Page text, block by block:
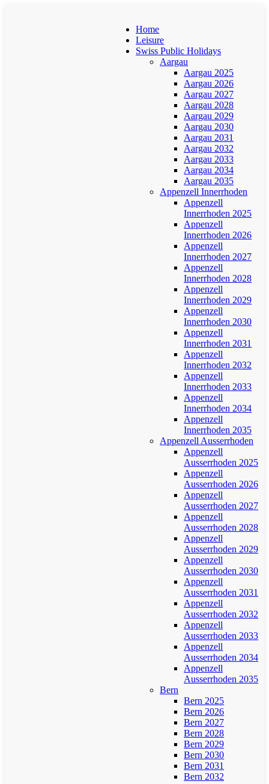
Home
Leisure
Swiss Public Holidays
Aargau
Aargau 2025
Aargau 2026
Aargau 2027
Aargau 2028
Aargau 2029
Aargau 2030
Aargau 2031
Aargau 2032
Aargau 2033
Aargau 2034
Aargau 2035
Appenzell Innerrhoden
Appenzell
Innerrhoden 2025
Appenzell
Innerrhoden 2026
Appenzell
Innerrhoden 2027
Appenzell
Innerrhoden 2028
Appenzell
Innerrhoden 2029
Appenzell
Innerrhoden 2030
Appenzell
Innerrhoden 2031
Appenzell
Innerrhoden 2032
Appenzell
Innerrhoden 2033
Appenzell
Innerrhoden 2034
Appenzell
Innerrhoden 2035
Appenzell Ausserrhoden
Appenzell
Ausserrhoden 2025
Appenzell
Ausserrhoden 2026
Appenzell
Ausserrhoden 2027
Appenzell
Ausserrhoden 2028
Appenzell
Ausserrhoden 2029
Appenzell
Ausserrhoden 2030
Appenzell
Ausserrhoden 2031
Appenzell
Ausserrhoden 2032
Appenzell
Ausserrhoden 2033
Appenzell
Ausserrhoden 2034
Appenzell
Ausserrhoden 2035
Bern
Bern 2025
Bern 2026
Bern 2027
Bern 2028
Bern 2029
Bern 2030
Bern 2031
Bern 2032